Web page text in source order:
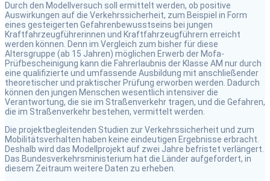
Durch den Modellversuch soll ermittelt werden, ob positive
Auswirkungen auf die Verkehrssicherheit, zum Beispiel in Form
eines gesteigerten Gefahrenbewusstseins bei jungen
Kraftfahrzeugführerinnen und Kraftfahrzeugführern erreicht
werden können. Denn im Vergleich zum bisher für diese
Altersgruppe (ab 15 Jahren) möglichen Erwerb der Mofa-
Prüfbescheinigung kann die Fahrerlaubnis der Klasse AM nur durch
eine qualifizierte und umfassende Ausbildung mit anschließender
theoretischer und praktischer Prüfung erworben werden. Dadurch
können den jungen Menschen wesentlich intensiver die
Verantwortung, die sie im Straßenverkehr tragen, und die Gefahren,
die im Straßenverkehr bestehen, vermittelt werden.
Die projektbegleitenden Studien zur Verkehrssicherheit und zum
Mobilitätsverhalten haben keine eindeutigen Ergebnisse erbracht.
Deshalb wird das Modellprojekt auf zwei Jahre befristet verlängert.
Das Bundesverkehrsministerium hat die Länder aufgefordert, in
diesem Zeitraum weitere Daten zu erheben.